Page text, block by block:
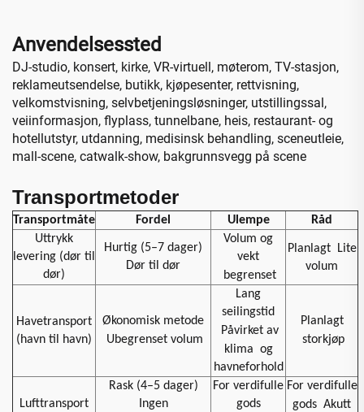
Anvendelsessted
DJ-studio, konsert, kirke, VR-virtuell, møterom, TV-stasjon,
reklameutsendelse, butikk, kjøpesenter, rettvisning,
velkomstvisning, selvbetjeningsløsninger, utstillingssal,
veiinformasjon, flyplass, tunnelbane, heis, restaurant- og
hotellutstyr, utdanning, medisinsk behandling, sceneutleie,
mall-scene, catwalk-show, bakgrunnsvegg på scene
Transportmetoder
Transportmåte Fordel Ulempe
Råd
Uttrykk
levering (dør til
dør)
Hurtig (5–7 dager)
Dør til dør
Volum og
vekt
begrenset
Planlagt
Lite
volum
Havetransport
(havn til havn)
Økonomisk metode
Ubegrenset volum
Lang
seilingstid
Påvirket av
klima og
havneforhold
Planlagt
storkjøp
Lufttransport
Rask (4–5 dager)
Ingen
For verdifulle
gods
For verdifulle
gods Akutt